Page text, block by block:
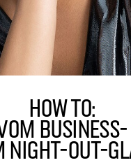
HOW TO:
BUSINESS-
NIGHT-OUT-